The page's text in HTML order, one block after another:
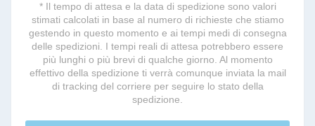
* Il tempo di attesa e la data di spedizione sono valori
stimati calcolati in base al numero di richieste che stiamo
gestendo in questo momento e ai tempi medi di consegna
delle spedizioni. I tempi reali di attesa potrebbero essere
più lunghi o più brevi di qualche giorno. Al momento
effettivo della spedizione ti verrà comunque inviata la mail
di tracking del corriere per seguire lo stato della
spedizione.